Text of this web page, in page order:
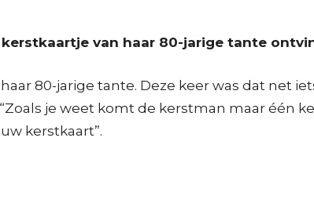
van haar 80-jarige tante
80-jarige tante. Deze keer was dat net
je weet komt de kerstman maar één
kerstkaart”.